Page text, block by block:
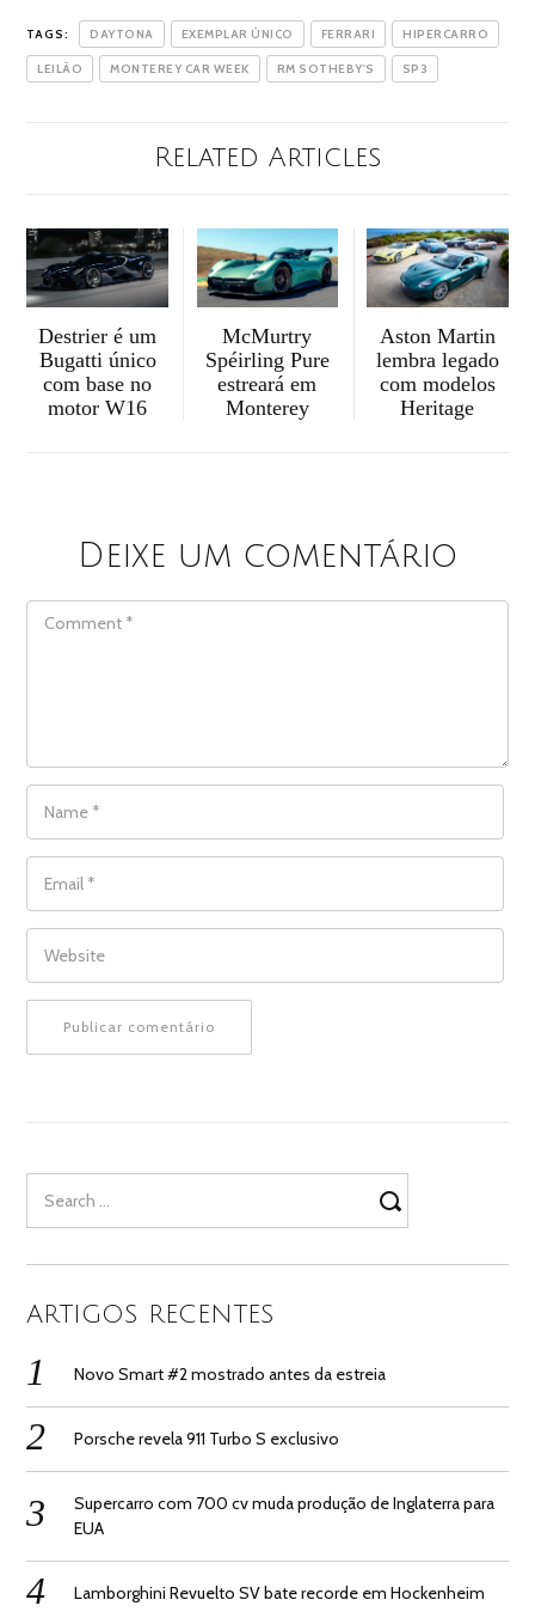
TAGS: DAYTONA EXEMPLAR ÚNICO FERRARI HIPERCARRO
LEILÃO MONTEREY CAR WEEK RM SOTHEBY'S SP3
Related Articles
Destrier é um
Bugatti único
com base no
motor W16
McMurtry
Spéirling Pure
estreará em
Monterey
Aston Martin
lembra legado
com modelos
Heritage
Deixe um comentário
COMMENT
NAME
EMAIL
WEBSITE
for:
ARTIGOS RECENTES
Novo Smart #2 mostrado antes da estreia
Porsche revela 911 Turbo S exclusivo
Supercarro com 700 cv muda produção de Inglaterra para
EUA
Lamborghini Revuelto SV bate recorde em Hockenheim